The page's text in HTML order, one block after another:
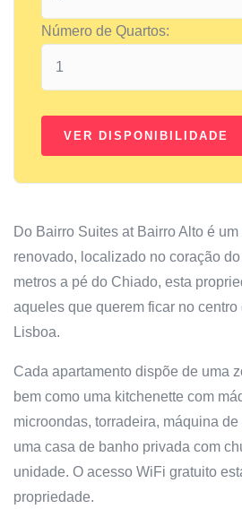
Número de Quartos:
Do Bairro Suites at Bairro Alto é
renovado, localizado no coração
metros a pé do Chiado, esta
aqueles que querem ficar no
Lisboa.
Cada apartamento dispõe de uma
bem como uma kitchenette com
microondas, torradeira, máquina
uma casa de banho privada com
unidade. O acesso WiFi gratuito
propriedade.